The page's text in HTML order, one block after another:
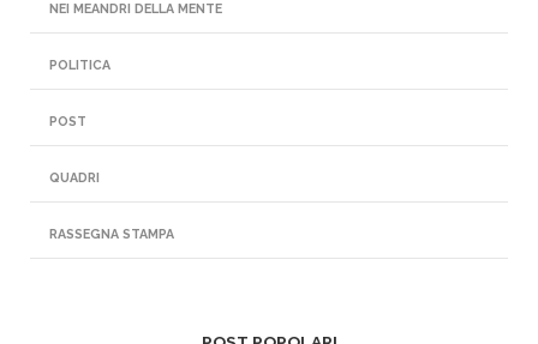
NEI MEANDRI DELLA MENTE
POLITICA
POST
QUADRI
RASSEGNA STAMPA